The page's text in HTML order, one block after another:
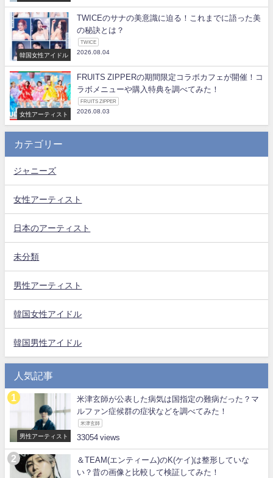
韓国女性アイドル
TWICEのサナの美意識に迫る！これまでに語った美
の秘訣とは？
TWICE
2026.08.04
女性アーティスト
FRUITS ZIPPERの期間限定コラボカフェが開催！コ
ラボメニューや購入特典を調べてみた！
FRUITS ZIPPER
2026.08.03
カテゴリー
ジャニーズ
女性アーティスト
日本のアーティスト
未分類
男性アーティスト
韓国女性アイドル
韓国男性アイドル
人気記事
男性アーティスト
米津玄師が公表した病気は国指定の難病だった？マ
ルファン症候群の症状などを調べてみた！
米津玄師
33054
＆TEAM(エンティーム)のK(ケイ)は整形していな
い？昔の画像と比較して検証してみた！